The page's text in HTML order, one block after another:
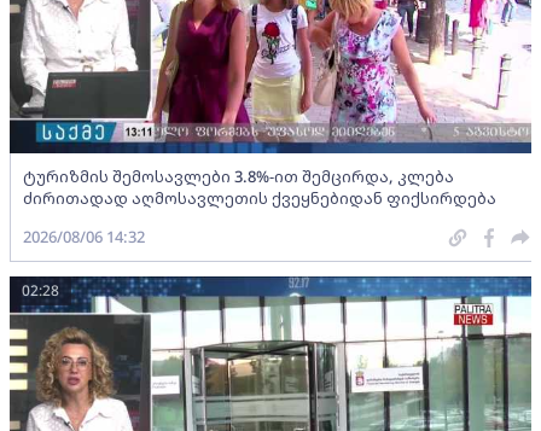
ტურიზმის შემოსავლები 3.8%-ით შემცირდა, კლება
ძირითადად აღმოსავლეთის ქვეყნებიდან ფიქსირდება
2026/08/06 14:32
02:28